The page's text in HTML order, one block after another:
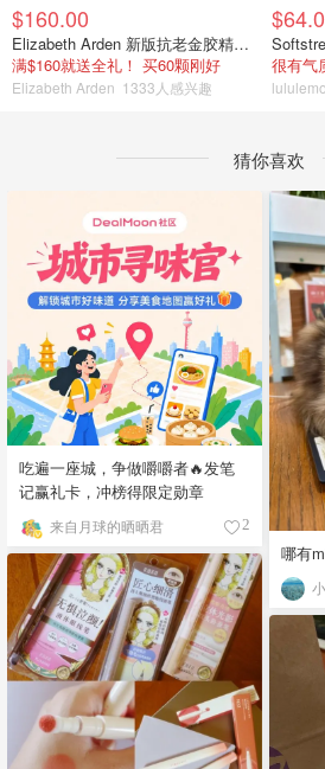
$160.00
Elizabeth Arden 新版抗老金胶精华60颗
满$160就送全礼！ 买60颗刚好
Elizabeth Arden 1333人感兴趣
很有气
猜你喜欢
吃遍一座城，争做嚼嚼者🔥发笔
记赢礼卡，冲榜得限定勋章
来自月球的晒晒君 2
哪有